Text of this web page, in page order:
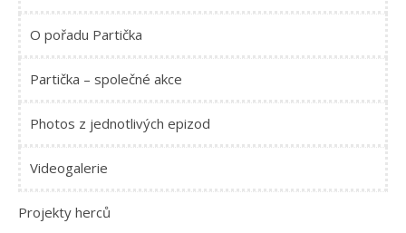
O pořadu Partička
Partička – společné akce
Photos z jednotlivých epizod
Videogalerie
Projekty herců